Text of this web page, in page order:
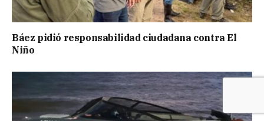
Báez pidió responsabilidad ciudadana contra El
Niño